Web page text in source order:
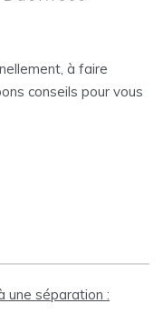
à faire
conseils pour vous
une séparation :